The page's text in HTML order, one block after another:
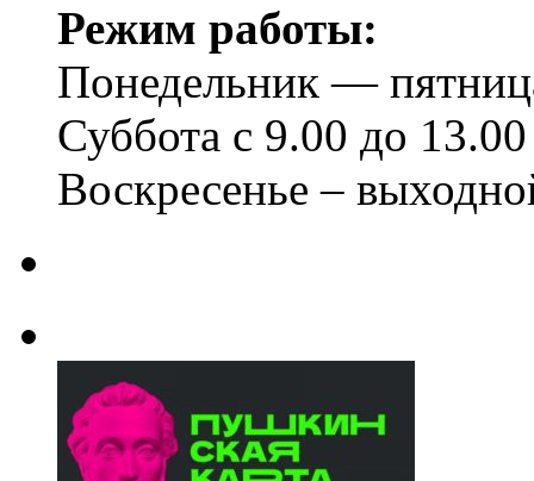
Режим работы:
Понедельник —
Суббота с 9.00 до 13.00
Воскресенье –